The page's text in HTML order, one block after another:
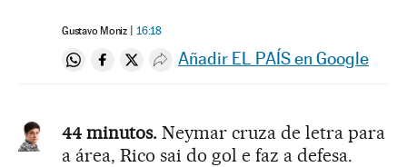
Gustavo Moniz 16:18
Compartir en Whatsapp
Compartir en Facebook
Compartir en Twitter
Desplegar Redes Sociales
Añadir EL PAÍS en Google
44 minutos. Neymar cruza de letra para
a área, Rico sai do gol e faz a defesa.